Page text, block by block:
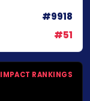
#9918
#51
IMPACT RANKINGS